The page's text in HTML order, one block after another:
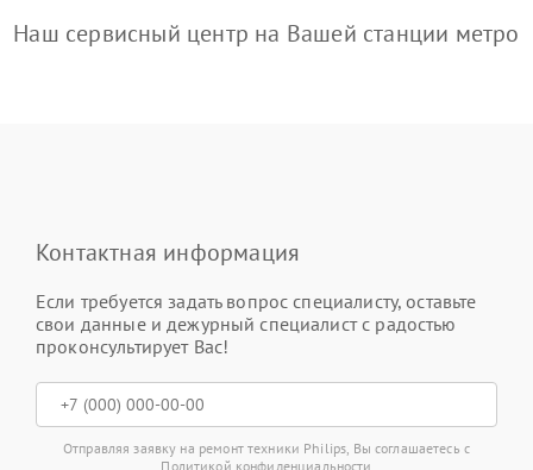
Наш сервисный центр на Вашей станции метро
Контактная информация
Если требуется задать вопрос специалисту, оставьте
свои данные и дежурный специалист с радостью
проконсультирует Вас!
Отправляя заявку на ремонт техники Philips, Вы соглашаетесь с
Политикой конфиденциальности